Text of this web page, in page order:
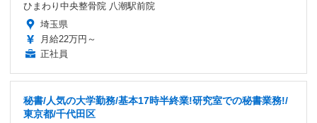
ひまわり中央整骨院 八潮駅前院
埼玉県
月給22万円～
正社員
秘書/人気の大学勤務/基本17時半終業!研究室での秘書業務!/
東京都/千代田区